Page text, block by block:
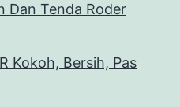
Dan Tenda Roder
Kokoh, Bersih, Pas